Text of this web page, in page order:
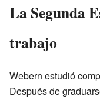
La Segunda
trabajo
Webern estudió
Después de